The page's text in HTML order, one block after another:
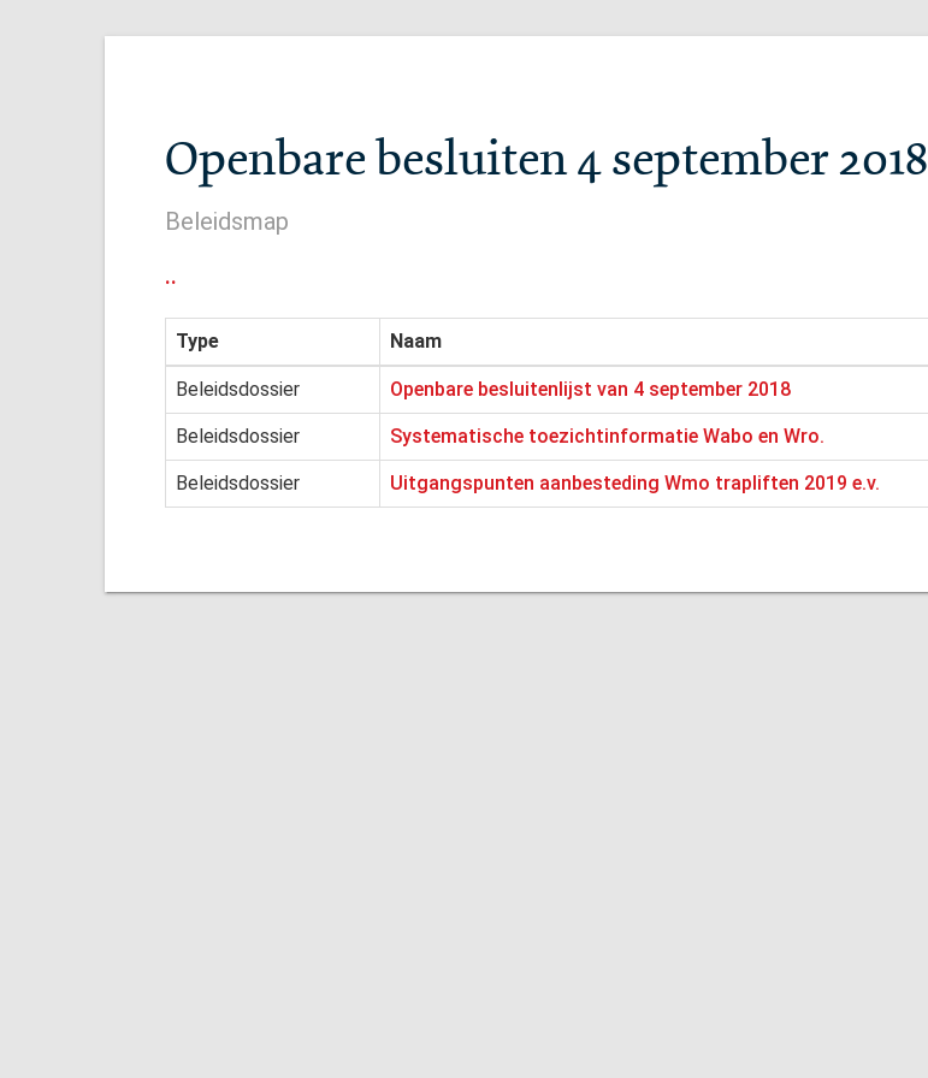
Openbare besluiten 4 september 2018
Beleidsmap
..
Type Naam
Beleidsdossier Openbare besluitenlijst van 4 september 2018
Beleidsdossier Systematische toezichtinformatie Wabo en Wro.
Beleidsdossier Uitgangspunten aanbesteding Wmo trapliften 2019 e.v.